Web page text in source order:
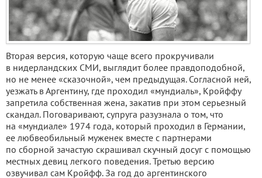
Вторая версия, которую чаще всего прокручивали
в нидерландских СМИ, выглядит более правдоподобной,
но не менее «сказочной», чем предыдущая. Согласной ней,
уезжать в Аргентину, где проходил «мундиаль», Кройффу
запретила собственная жена, закатив при этом серьезный
скандал. Поговаривают, супруга разузнала о том, что
на «мундиале» 1974 года, который проходил в Германии,
ее любвеобильный муженек вместе с партнерами
по сборной зачастую скрашивал скучный досуг с помощью
местных девиц легкого поведения. Третью версию
озвучивал сам Кройфф. За год до аргентинского